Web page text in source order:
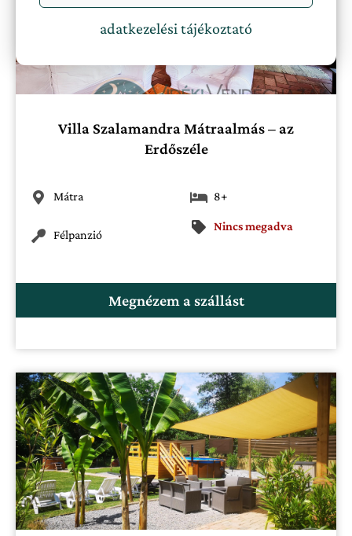
adatkezelési tájékoztató
Villa Szalamandra Mátraalmás – az
Erdőszéle
Mátra
Félpanzió
8+
Nincs megadva
Megnézem a szállást